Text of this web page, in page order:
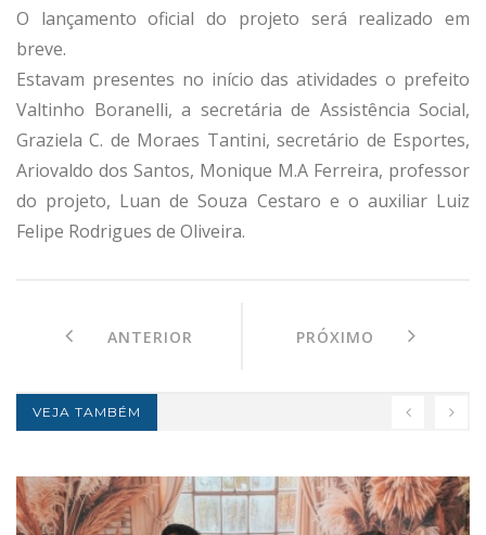
O lançamento oficial do projeto será realizado em
breve.
Estavam presentes no início das atividades o prefeito
Valtinho Boranelli, a secretária de Assistência Social,
Graziela C. de Moraes Tantini, secretário de Esportes,
Ariovaldo dos Santos, Monique M.A Ferreira, professor
do projeto, Luan de Souza Cestaro e o auxiliar Luiz
Felipe Rodrigues de Oliveira.
ANTERIOR PRÓXIMO
VEJA TAMBÉM